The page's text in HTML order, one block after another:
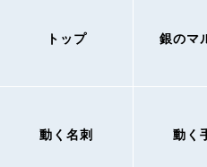
トップ 銀のマ
動く名刺 動く